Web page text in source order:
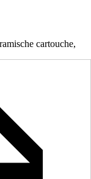
cartouche,